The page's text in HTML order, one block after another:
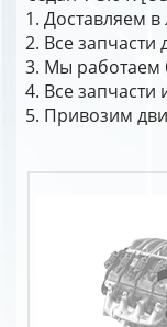
Доставляем
Все запчасти
Мы работаем
Все
Привозим